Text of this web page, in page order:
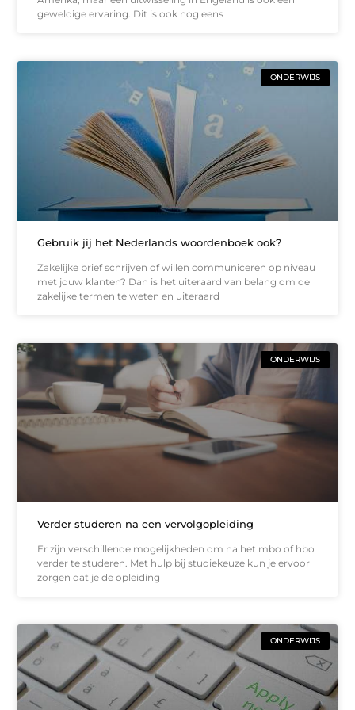
geweldige ervaring. Dit is ook nog eens
ONDERWIJS
Gebruik jij het Nederlands woordenboek ook?
Zakelijke brief schrijven of willen communiceren op niveau
met jouw klanten? Dan is het uiteraard van belang om de
zakelijke termen te weten en uiteraard
ONDERWIJS
Verder studeren na een vervolgopleiding
Er zijn verschillende mogelijkheden om na het mbo of hbo
verder te studeren. Met hulp bij studiekeuze kun je ervoor
zorgen dat je de opleiding
ONDERWIJS